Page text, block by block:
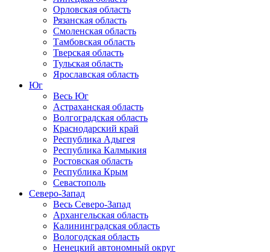
Орловская область
Рязанская область
Смоленская область
Тамбовская область
Тверская область
Тульская область
Ярославская область
Юг
Весь Юг
Астраханская область
Волгоградская область
Краснодарский край
Республика Адыгея
Республика Калмыкия
Ростовская область
Республика Крым
Севастополь
Северо-Запад
Весь Северо-Запад
Архангельская область
Калининградская область
Вологодская область
Ненецкий автономный округ